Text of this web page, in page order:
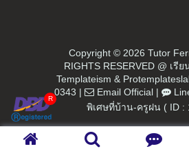
Copyright © 2026 Tutor
RIGHTS RESERVED @ เรี
Templateism &
0343 | Email Official|
พิเศษที่บ้าน-ครูฝน ( ID :